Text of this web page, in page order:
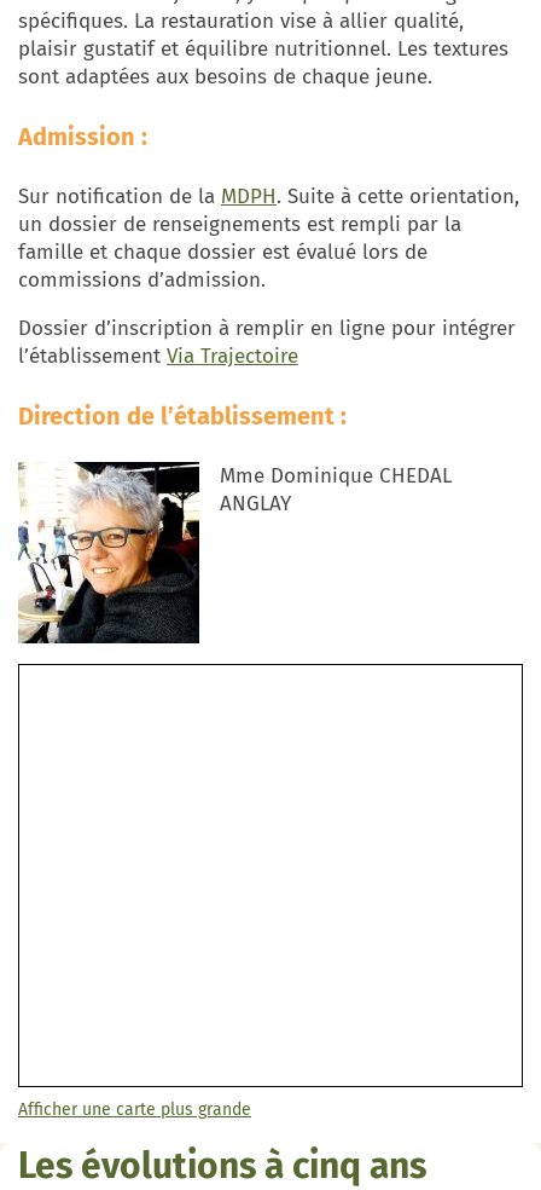
spécifiques. La restauration vise à allier qualité,
plaisir gustatif et équilibre nutritionnel. Les textures
sont adaptées aux besoins de chaque jeune.
Admission :
Sur notification de la MDPH. Suite à cette orientation,
un dossier de renseignements est rempli par la
famille et chaque dossier est évalué lors de
commissions d’admission.
Dossier d’inscription à remplir en ligne pour intégrer
l’établissement Via Trajectoire
Direction de l’établissement :
Mme Dominique CHEDAL
ANGLAY
Afficher une carte plus grande
Les évolutions à cinq ans